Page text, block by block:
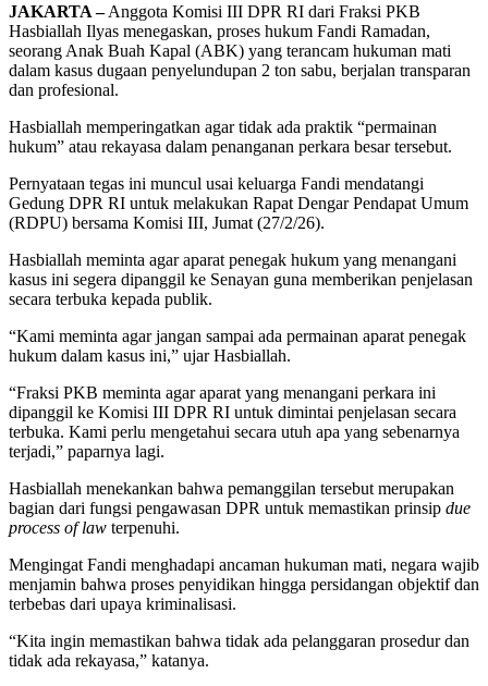
JAKARTA –Anggota Komisi III DPR RI dari Fraksi PKB
Hasbiallah Ilyas menegaskan, proses hukum Fandi Ramadan,
seorang Anak Buah Kapal (ABK) yang terancam hukuman mati
dalam kasus dugaan penyelundupan 2 ton sabu, berjalan transparan
dan profesional.
Hasbiallah memperingatkan agar tidak ada praktik “permainan
hukum” atau rekayasa dalam penanganan perkara besar tersebut.
Pernyataan tegas ini muncul usai keluarga Fandi mendatangi
Gedung DPR RI untuk melakukan Rapat Dengar Pendapat Umum
(RDPU) bersama Komisi III, Jumat (27/2/26).
Hasbiallah meminta agar aparat penegak hukum yang menangani
kasus ini segera dipanggil ke Senayan guna memberikan penjelasan
secara terbuka kepada publik.
“Kami meminta agar jangan sampai ada permainan aparat penegak
hukum dalam kasus ini,” ujar Hasbiallah.
“Fraksi PKB meminta agar aparat yang menangani perkara ini
dipanggil ke Komisi III DPR RI untuk dimintai penjelasan secara
terbuka. Kami perlu mengetahui secara utuh apa yang sebenarnya
terjadi,” paparnya lagi.
Hasbiallah menekankan bahwa pemanggilan tersebut merupakan
bagian dari fungsi pengawasan DPR untuk memastikan prinsip due
process of law terpenuhi.
Mengingat Fandi menghadapi ancaman hukuman mati, negara wajib
menjamin bahwa proses penyidikan hingga persidangan objektif dan
terbebas dari upaya kriminalisasi.
“Kita ingin memastikan bahwa tidak ada pelanggaran prosedur dan
tidak ada rekayasa,” katanya.